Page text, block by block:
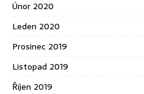
Únor 2020
Leden 2020
Prosinec 2019
Listopad 2019
Říjen 2019